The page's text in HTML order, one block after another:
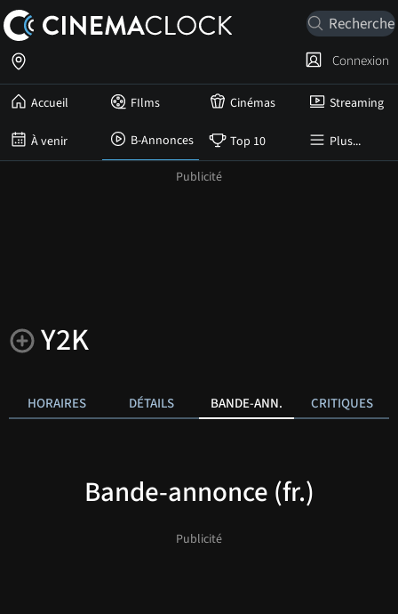
Accueil FIlms Cinémas Streaming
À venir B-Annonces Top 10 Plus...
Connexion
Y2K
HORAIRES DÉTAILS BANDE-ANN. CRITIQUES
Bande-annonce (fr.)